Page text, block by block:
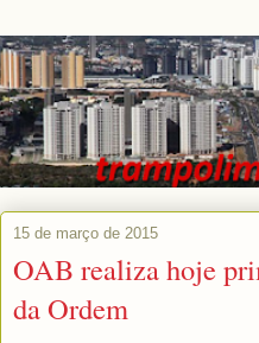
15 de março de 2015
OAB realiza hoje
da Ordem